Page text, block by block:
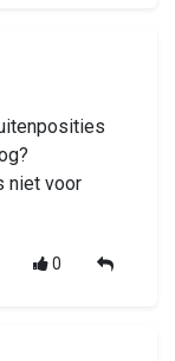
niet voor
0